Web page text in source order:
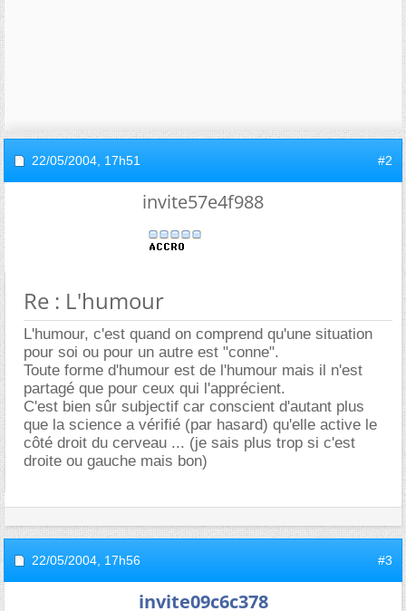
22/05/2004, 17h51 #2
invite57e4f988
Re : L'humour
L'humour, c'est quand on comprend qu'une situation
pour soi ou pour un autre est "conne".
Toute forme d'humour est de l'humour mais il n'est
partagé que pour ceux qui l'apprécient.
C'est bien sûr subjectif car conscient d'autant plus
que la science a vérifié (par hasard) qu'elle active le
côté droit du cerveau ... (je sais plus trop si c'est
droite ou gauche mais bon)
22/05/2004, 17h56 #3
invite09c6c378